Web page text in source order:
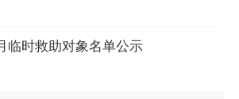
临时救助对象名单公示